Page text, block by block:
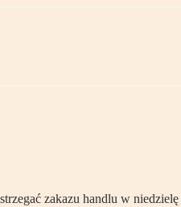
zakazu handlu w